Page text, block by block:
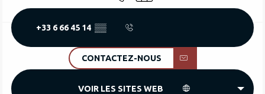
+33 6 66 45 14 ▒▒
CONTACTEZ-NOUS
VOIR LES SITES WEB